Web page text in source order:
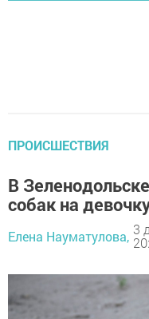
ПРОИСШЕСТВИЯ
В
собак на
Елена Науматулова, 3